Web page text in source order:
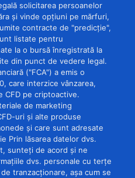
solicitarea persoanelor
și vinde opțiuni pe mărfuri,
contracte de "predicție",
listate pentru
la o bursă înregistrată la
din punct de vedere legal.
("FCA") a emis o
care interzice vânzarea,
CFD pe criptoactive.
de marketing
uri și alte produse
și care sunt adresate
Prin lăsarea datelor dvs.
sunteți de acord și ne
dvs. personale cu terțe
tranzacționare, așa cum se